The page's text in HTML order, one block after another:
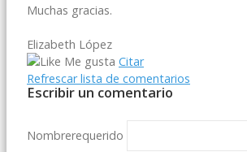
Muchas gracias.
Elizabeth López
Me gusta Citar
Refrescar lista de comentarios
Escribir un comentario
Nombrerequerido